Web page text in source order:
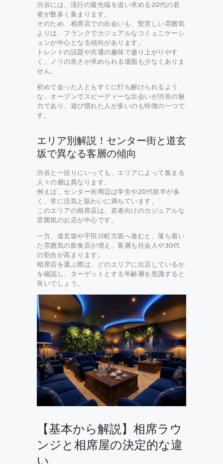
渋谷には、流行の最先端を追い求める20代の若
者が数多く集まります。
そのため、相席店での出会いも、堅苦しい雰囲気
よりは、フランクでカジュアルなコミュニケーシ
ョンが中心となる傾向があります。
トレンドの話題や共通の趣味で盛り上がりやす
く、ノリの良さが求められる場面も少なくありま
せん。
初めて会った人ともすぐに打ち解けられるよう
な、オープンでスピーディーな出会いが渋谷の魅
力であり、遊び慣れた人が多いのも特徴の一つで
す。
エリア別解説！センター街と道玄
坂で異なる客層の傾向
渋谷と一括りにいっても、エリアによって集まる
人々の層は異なります。
例えば、センター街周辺は学生や20代前半が多
く、常に活気と賑わいに満ちています。
このエリアの相席店は、若者向けのカジュアルな
雰囲気のお店が中心です。
一方、道玄坂や宇田川町方面へ進むと、落ち着い
た雰囲気の飲食店が増え、客層も社会人や30代
の割合が高まります。
相席店を選ぶ際は、どのエリアに出店しているか
を確認し、ターゲットとする年齢層を意識すると
良いでしょう。
【基本から解説】相席ラウ
ンジと相席屋の決定的な違
い